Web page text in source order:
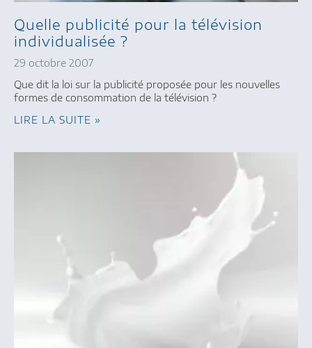
Quelle publicité pour la télévision
individualisée ?
29 octobre 2007
Que dit la loi sur la publicité proposée pour les nouvelles
formes de consommation de la télévision ?
LIRE LA SUITE »